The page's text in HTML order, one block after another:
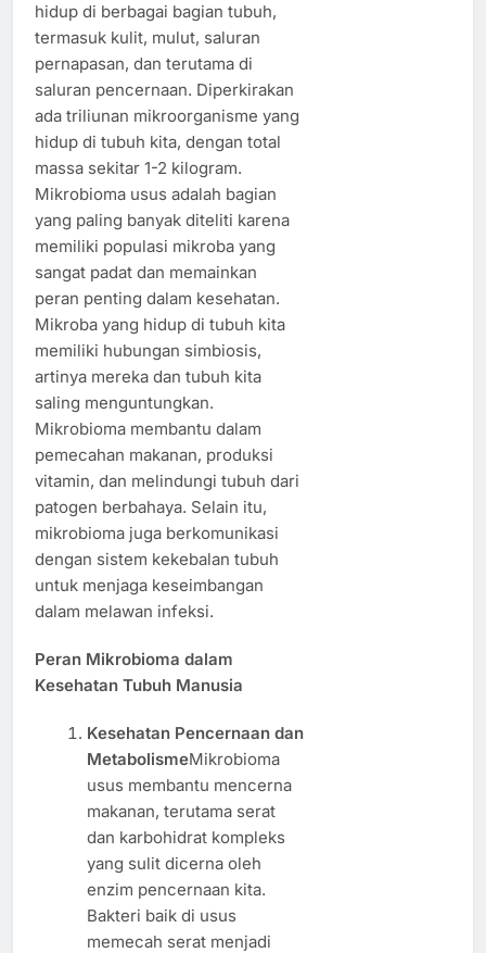
hidup di berbagai bagian tubuh,
termasuk kulit, mulut, saluran
pernapasan, dan terutama di
saluran pencernaan. Diperkirakan
ada triliunan mikroorganisme yang
hidup di tubuh kita, dengan total
massa sekitar 1-2 kilogram.
Mikrobioma usus adalah bagian
yang paling banyak diteliti karena
memiliki populasi mikroba yang
sangat padat dan memainkan
peran penting dalam kesehatan.
Mikroba yang hidup di tubuh kita
memiliki hubungan simbiosis,
artinya mereka dan tubuh kita
saling menguntungkan.
Mikrobioma membantu dalam
pemecahan makanan, produksi
vitamin, dan melindungi tubuh dari
patogen berbahaya. Selain itu,
mikrobioma juga berkomunikasi
dengan sistem kekebalan tubuh
untuk menjaga keseimbangan
dalam melawan infeksi.
Peran Mikrobioma dalam
Kesehatan Tubuh Manusia
Kesehatan Pencernaan dan
MetabolismeMikrobioma
usus membantu mencerna
makanan, terutama serat
dan karbohidrat kompleks
yang sulit dicerna oleh
enzim pencernaan kita.
Bakteri baik di usus
memecah serat menjadi